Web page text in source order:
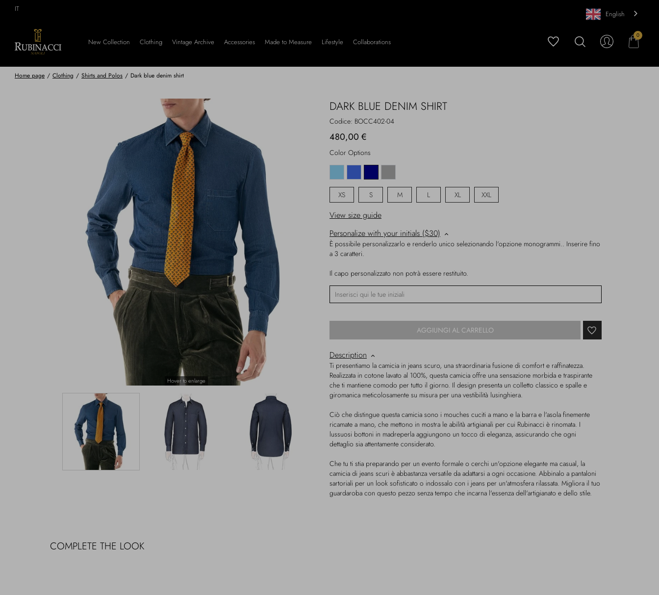
IT
English
New Collection Clothing Vintage Archive Accessories Made to Measure Lifestyle Collaborations
0
Home page / Clothing / Shirts and Polos / Dark blue denim shirt
Hover to enlarge
DARK BLUE DENIM SHIRT
Codice: BOCC402-04
480,00 €
Color Options
XS S M L XL XXL
View size guide
Personalize with your initials ($30)
È possibile personalizzarlo e renderlo unico selezionando l'opzione monogrammi.. Inserire fino
a 3 caratteri.
Il capo personalizzato non potrà essere restituito.
AGGIUNGI AL CARRELLO
Description
Ti presentiamo la camicia in jeans scuro, una straordinaria fusione di comfort e raffinatezza.
Realizzata in cotone lavato al 100%, questa camicia offre una sensazione morbida e traspirante
che ti mantiene comodo per tutto il giorno. Il design presenta un colletto classico e spalle e
giromanica meticolosamente su misura per una vestibilità lusinghiera.
Ciò che distingue questa camicia sono i mouches cuciti a mano e la barra e l'asola finemente
ricamate a mano, che mettono in mostra le abilità artigianali per cui Rubinacci è rinomata. I
lussuosi bottoni in madreperla aggiungono un tocco di eleganza, assicurando che ogni
dettaglio sia attentamente considerato.
Che tu ti stia preparando per un evento formale o cerchi un'opzione elegante ma casual, la
camicia di jeans scuri è abbastanza versatile da adattarsi a ogni occasione. Abbinalo a pantaloni
sartoriali per un look sofisticato o indossalo con i jeans per un'atmosfera rilassata. Migliora il tuo
guardaroba con questo pezzo senza tempo che incarna l'essenza dell'artigianato e dello stile.
COMPLETE THE LOOK